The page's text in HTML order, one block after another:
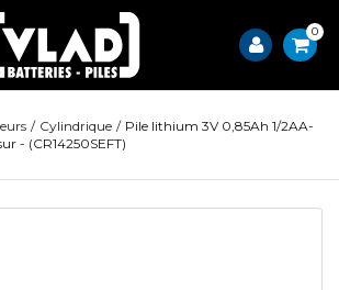
0
/ Cylindrique / Pile lithium 3V 0,85Ah 1/2AA-
- (CR14250SEFT)